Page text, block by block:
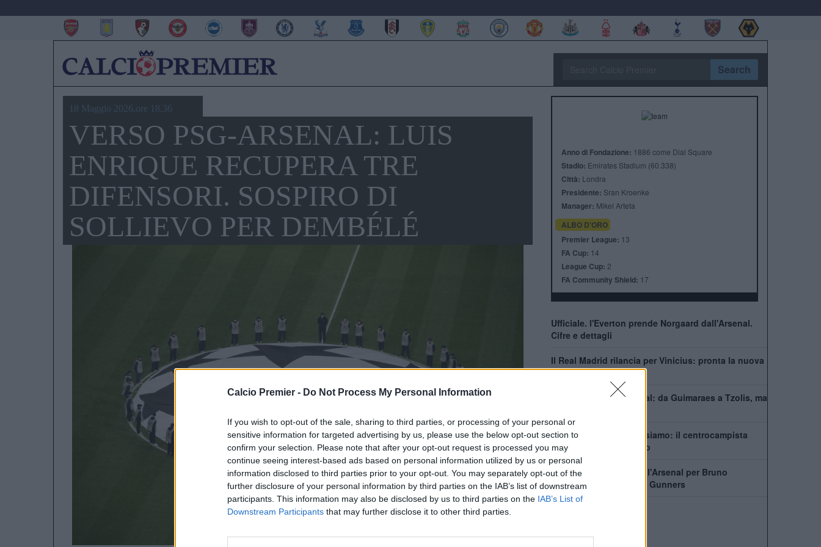
Calcio Premier - Do Not Process My Personal Information
If you wish to opt-out of the sale, sharing to third parties, or processing of your personal or
sensitive information for targeted advertising by us, please use the below opt-out section to
confirm your selection. Please note that after your opt-out request is processed you may
continue seeing interest-based ads based on personal information utilized by us or personal
information disclosed to third parties prior to your opt-out. You may separately opt-out of the
further disclosure of your personal information by third parties on the IAB’s list of downstream
participants. This information may also be disclosed by us to third parties on the IAB’s List of
Downstream Participants that may further disclose it to other third parties.
Search
18 Maggio 2026,ore 18.36
VERSO PSG-ARSENAL: LUIS
ENRIQUE RECUPERA TRE
DIFENSORI. SOSPIRO DI
SOLLIEVO PER DEMBÉLÉ
Anno di Fondazione: 1886 come Dial Square
Stadio: Emirates Stadium (60.338)
Città: Londra
Presidente: Sran Kroenke
Manager: Mikel Arteta
ALBO D'ORO
Premier League: 13
FA Cup: 14
League Cup: 2
FA Community Shield: 17
Ufficiale. l'Everton prende Norgaard dall'Arsenal.
Cifre e dettagli
Il Real Madrid rilancia per Vinicius: pronta la nuova
offerta di rinnovo
Come giocherà l'Arsenal: da Guimaraes a Tzolis, ma
Guimaraes-Arsenal, ci siamo: il centrocampista
pronto a lasciare il ritiro
In Newcastle dice no all'Arsenal per Bruno
Guimaraes. Il piano dei Gunners